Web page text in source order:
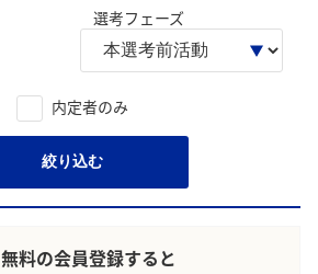
選考フェーズ
内定者のみ
絞り込む
無料の会員登録すると